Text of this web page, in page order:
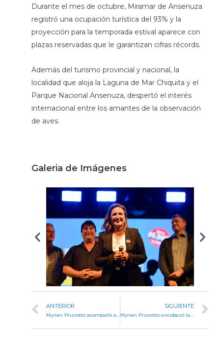
Durante el mes de octubre, Miramar de Ansenuza
registró una ocupación turística del 93% y la
proyección para la temporada estival aparece con
plazas reservadas que le garantizan cifras récords.
Además del turismo provincial y nacional, la
localidad que aloja la Laguna de Mar Chiquita y el
Parque Nacional Ansenuza, despertó el interés
internacional entre los amantes de la observación
de aves.
Galeria de Imágenes
ANTERIOR
Myrian Prunotto acompañó a la comunidad de La Carlota en su 61° Fiesta de la Tradición
SIGUIENTE
Myrian Prunotto encabezó la entrega de móviles policiales en Morteros y San Francisco